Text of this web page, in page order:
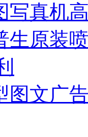
写真机
生原装
图文广